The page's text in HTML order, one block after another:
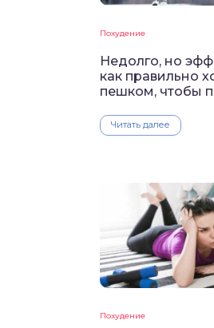
Похудение
Недолго, но
как правильно
пешком, чтобы
Читать далее
Похудение